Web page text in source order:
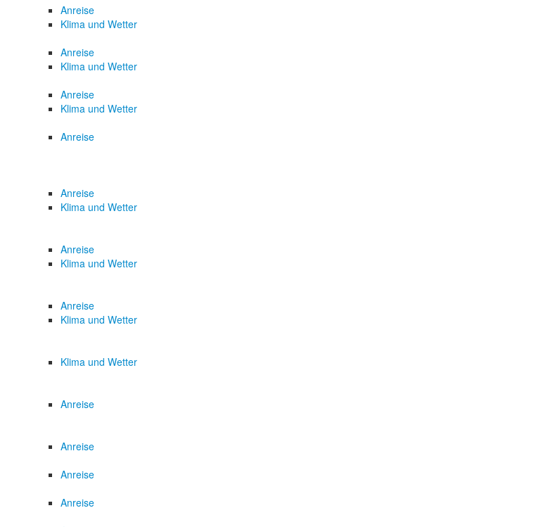
Anreise
Klima und Wetter
Anreise
Klima und Wetter
Anreise
Klima und Wetter
Anreise
Anreise
Klima und Wetter
Anreise
Klima und Wetter
Anreise
Klima und Wetter
Klima und Wetter
Anreise
Anreise
Anreise
Anreise